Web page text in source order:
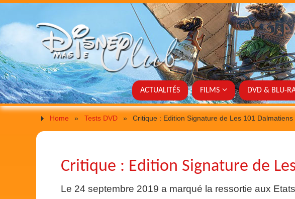
ACTUALITÉS FILMS DVD & BLU-
Home » Tests DVD » Critique : Edition Signature de Les 101 Dalmatiens
Critique : Edition Signature de
Le 24 septembre 2019 a marqué la ressortie aux